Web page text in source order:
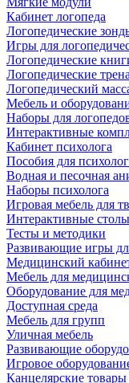
Кабинет логопеда
Логопедические
Игры для
Логопедические
Логопедические
Логопедический
Мебель и
Наборы для
Интерактивные
Кабинет психолога
Пособия для
Водная и песочная
Наборы психолога
Игровая мебель для
Интерактивные
Тесты и методики
Развивающие игры
Медицинский
Мебель для
Оборудование для
Доступная среда
Мебель для групп
Уличная мебель
Развивающие
Игровое
Канцелярские товары